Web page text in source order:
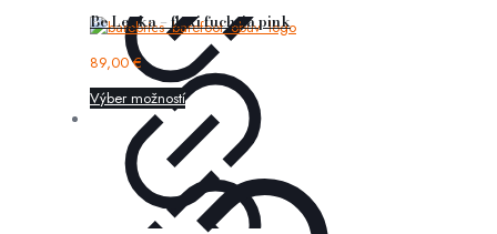
Be Lenka – flexi fuchsia pink
89,00€
Výber možností